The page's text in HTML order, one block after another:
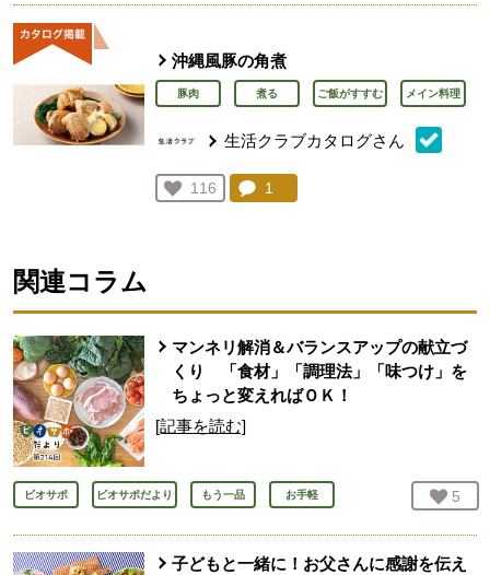
沖縄風豚の角煮
豚肉 煮る ご飯がすすむ メイン料理
生活クラブカタログさん
お気に入り登録：
116
人が登録
コメント：
1
関連コラム
マンネリ解消＆バランスアップの献立づ
くり 「食材」「調理法」「味つけ」を
ちょっと変えればＯＫ！
[記事を読む]
ビオサポ ビオサポだより もう一品 お手軽 お気
5
子どもと一緒に！お父さんに感謝を伝え